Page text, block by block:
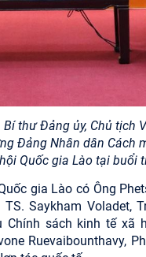
thư Đảng ủy, Chủ
Đảng Nhân dân Cách
Quốc gia Lào tại buổi
gia Lào có Ông
Saykham Voladet,
sách kinh tế xã
Ruevaibounthavy,